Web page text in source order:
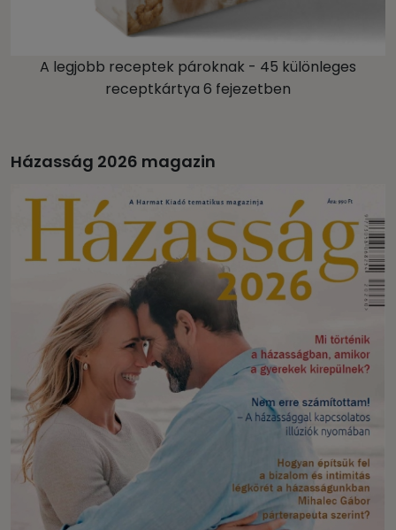
A legjobb receptek pároknak - 45 különleges
receptkártya 6 fejezetben
Házasság 2026 magazin